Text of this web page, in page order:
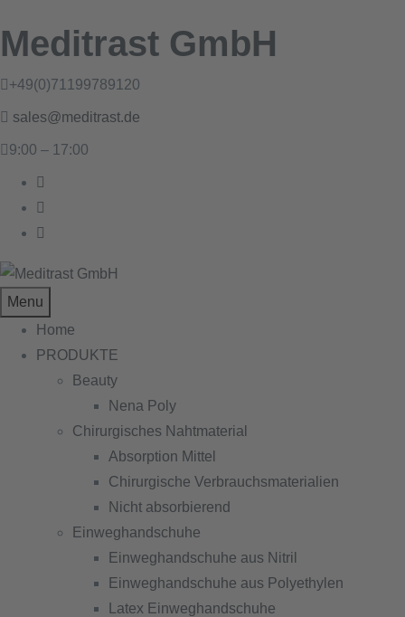
Meditrast GmbH
+49(0)71199789120
sales@meditrast.de
9:00 – 17:00
Menu
Home
PRODUKTE
Beauty
Nena Poly
Chirurgisches Nahtmaterial
Absorption Mittel
Chirurgische Verbrauchsmaterialien
Nicht absorbierend
Einweghandschuhe
Einweghandschuhe aus Nitril
Einweghandschuhe aus Polyethylen
Latex Einweghandschuhe